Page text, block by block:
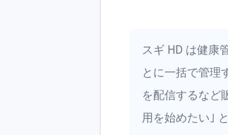
スギ HD は健康
とに一括で管理
を配信するなど
用を始めたい｣